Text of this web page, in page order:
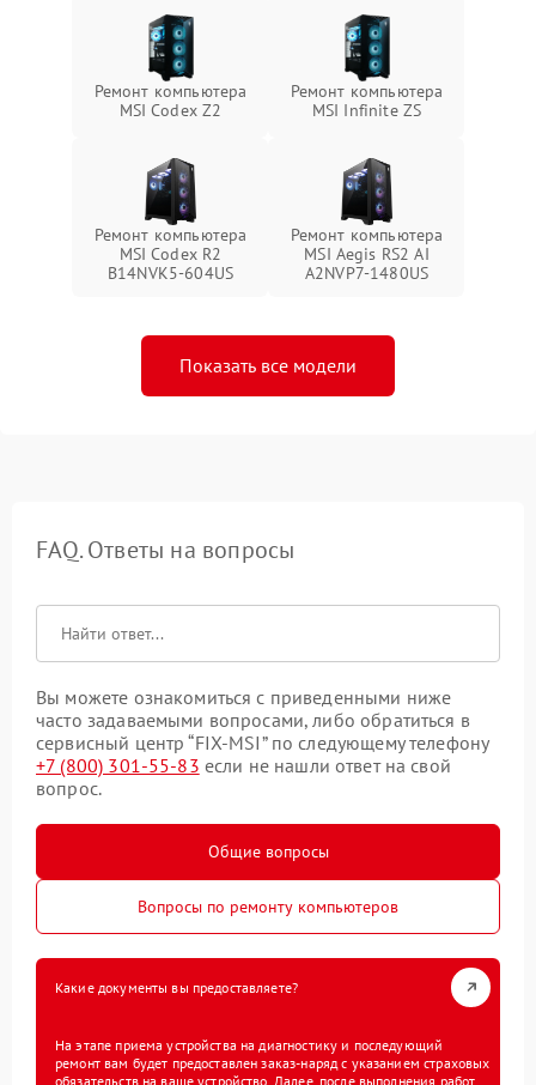
Ремонт компьютера
MSI Codex Z2
Ремонт компьютера
MSI Infinite ZS
Ремонт компьютера
MSI Codex R2
B14NVK5-604US
Ремонт компьютера
MSI Aegis RS2 AI
A2NVP7-1480US
Показать все модели
FAQ. Ответы на вопросы
Вы можете ознакомиться с приведенными ниже
часто задаваемыми вопросами, либо обратиться в
сервисный центр “FIX-MSI” по следующему телефону
+7 (800) 301-55-83 если не нашли ответ на свой
вопрос.
Общие вопросы
Вопросы по ремонту компьютеров
Какие документы вы предоставляете?
На этапе приема устройства на диагностику и последующий
ремонт вам будет предоставлен заказ-наряд с указанием страховых
обязательств на ваше устройство. Далее, после выполнения работ